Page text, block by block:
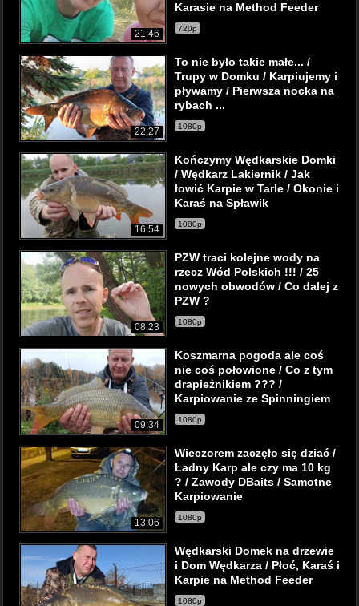
21:46
Karasie na Method Feeder
720p
22:27
To nie było takie małe... /
Trupy w Domku / Karpiujemy i
pływamy / Pierwsza nocka na
rybach ...
1080p
16:54
Kończymy Wędkarskie Domki
/ Wędkarz Lakiernik / Jak
łowić Karpie w Tarle / Okonie i
Karaś na Spławik
1080p
08:23
PZW traci kolejne wody na
rzecz Wód Polskich !!! / 25
nowych obwodów / Co dalej z
PZW ?
1080p
09:34
Koszmarna pogoda ale coś
nie coś połowione / Co z tym
drapieżnikiem ??? /
Karpiowanie ze Spinningiem
1080p
13:06
Wieczorem zaczęło się dziać /
Ładny Karp ale czy ma 10 kg
? / Zawody DBaits / Samotne
Karpiowanie
1080p
Wędkarski Domek na drzewie
i Dom Wędkarza / Płoć, Karaś i
Karpie na Method Feeder
1080p